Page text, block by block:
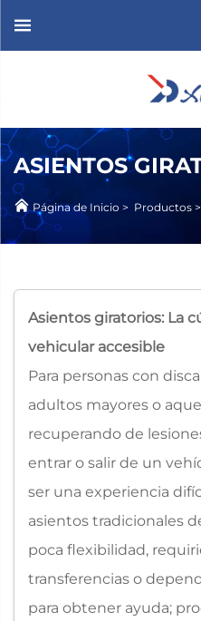
ASIENTOS
Página de Inicio > Productos >
Asientos giratorios: La
vehicular accesible
Para personas con
adultos mayores o
recuperando de
entrar o salir de un
ser una experiencia
asientos tradicionales
poca flexibilidad,
transferencias o
para obtener ayuda;